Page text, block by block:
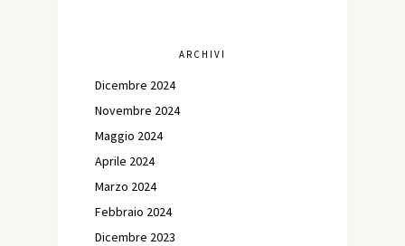
ARCHIVI
Dicembre 2024
Novembre 2024
Maggio 2024
Aprile 2024
Marzo 2024
Febbraio 2024
Dicembre 2023